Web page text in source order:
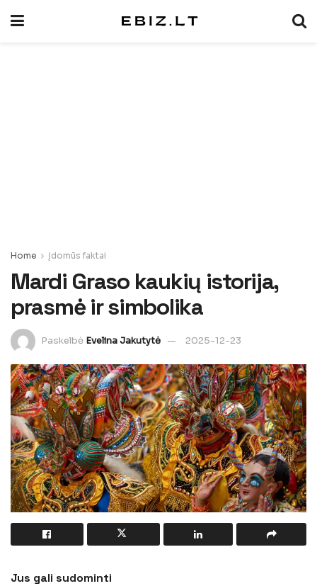
Home Įdomūs faktai
Mardi Graso kaukių istorija,
prasmė ir simbolika
Paskelbė Evelina Jakutytė 2025-12-23
Jus gali sudominti